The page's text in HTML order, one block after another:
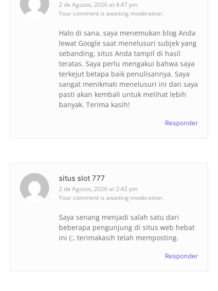
2 de Agosto, 2026 at 4:47 pm
Your comment is awaiting moderation.
Halo di sana, saya menemukan blog Anda
lewat Google saat menelusuri subjek yang
sebanding, situs Anda tampil di hasil
teratas. Saya perlu mengakui bahwa saya
terkejut betapa baik penulisannya. Saya
sangat menikmati menelusuri ini dan saya
pasti akan kembali untuk melihat lebih
banyak. Terima kasih!
Responder
situs slot 777
2 de Agosto, 2026 at 2:42 pm
Your comment is awaiting moderation.
Saya senang menjadi salah satu dari
beberapa pengunjung di situs web hebat
ini (:, terimakasih telah memposting.
Responder